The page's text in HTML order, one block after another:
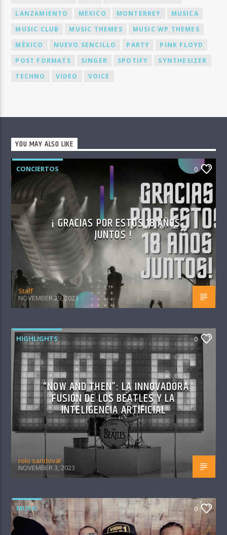
LANZAMIENTO
MEXICO MONTERREY
MUSICA
MUSIC CLUB
MUSIC THEMES
MUSIC WP THEMES
MÉXICO
NUEVO SENCILLO PARTY
PINK FLOYD
POST FORMATS
SINGER SPOTIFY
SYNTHESIZER
TECHNO
VIDEO VOICE
YOU MAY ALSO LIKE
CONCIERTOS 0
¡ GRACIAS POR ESTOS 18 AÑOS
JUNTOS !
Staff
NOVEMBER 29, 2023
HIGHLIGHTS 0
“NOW AND THEN”: LA INNOVADORA
FUSIÓN DE LOS BEATLES Y LA
INTELIGENCIA ARTIFICIAL
rolo sandoval
NOVEMBER 3, 2023
MUSIC 0